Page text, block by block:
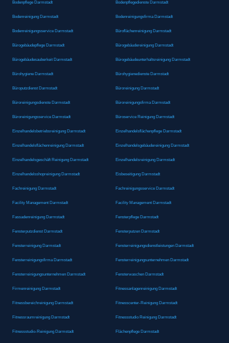
Bodenpflege Darmstadt Bodenpflegedienste Darmstadt
Bodenreinigung Darmstadt Bodenreinigungsfirma Darmstadt
Bodenreinigungsservice Darmstadt Büroflächenreinigung Darmstadt
Bürogebäudepflege Darmstadt Bürogebäudereinigung Darmstadt
Bürogebäudesauberkeit Darmstadt Bürogebäudeunterhaltsreinigung Darmstadt
Bürohygiene Darmstadt Bürohygienedienste Darmstadt
Büroputzdienst Darmstadt Büroreinigung Darmstadt
Büroreinigungsdienste Darmstadt Büroreinigungsfirma Darmstadt
Büroreinigungsservice Darmstadt Büroservice Reinigung Darmstadt
Einzelhandelsbetriebsreinigung Darmstadt Einzelhandelsflächenpflege Darmstadt
Einzelhandelsflächenreinigung Darmstadt Einzelhandelsgebäudereinigung Darmstadt
Einzelhandelsgeschäft Reinigung Darmstadt Einzelhandelsreinigung Darmstadt
Einzelhandelsshopreinigung Darmstadt Eisbeseitigung Darmstadt
Fachreinigung Darmstadt Fachreinigungsservice Darmstadt
Facility Management Darmstadt Facility Management Darmstadt
Fassadenreinigung Darmstadt Fensterpflege Darmstadt
Fensterputzdienst Darmstadt Fensterputzen Darmstadt
Fensterreinigung Darmstadt Fensterreinigungsdienstleistungen Darmstadt
Fensterreinigungsfirma Darmstadt Fensterreinigungsunternehmen Darmstadt
Fensterreinigungsunternehmen Darmstadt Fensterwaschen Darmstadt
Firmenreinigung Darmstadt Fitnessanlagenreinigung Darmstadt
Fitnessbereichreinigung Darmstadt Fitnesscenter-Reinigung Darmstadt
Fitnessraumreinigung Darmstadt Fitnessstudio Reinigung Darmstadt
Fitnessstudio-Reinigung Darmstadt Flächenpflege Darmstadt